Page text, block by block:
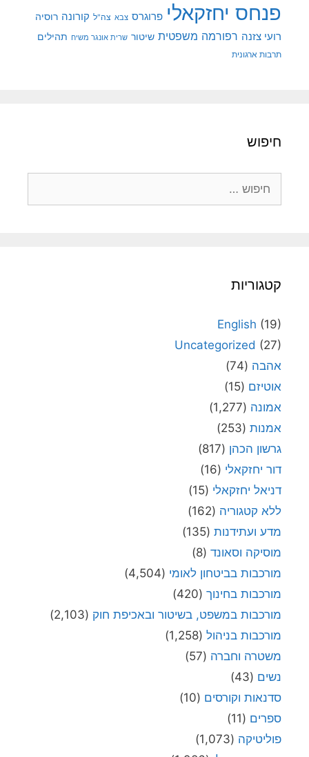
פנחס יחזקאלי פרוגרס צבא צה"ל קורונה רוסיה
רועי צזנה רפורמה משפטית שיטור שרית אונגר משיח תהילים
תרבות ארגונית
חיפוש
קטגוריות
English (19)
Uncategorized (27)
אהבה (74)
אוטיזם (15)
אמונה (1,277)
אמנות (253)
גרשון הכהן (817)
דור יחזקאלי (16)
דניאל יחזקאלי (15)
ללא קטגוריה (162)
מדע ועתידנות (135)
מוסיקה וסאונד (8)
מורכבות בביטחון לאומי (4,504)
מורכבות בחינוך (420)
מורכבות במשפט, בשיטור ובאכיפת חוק (2,103)
מורכבות בניהול (1,258)
משטרה וחברה (57)
נשים (43)
סדנאות וקורסים (10)
ספרים (11)
פוליטיקה (1,073)